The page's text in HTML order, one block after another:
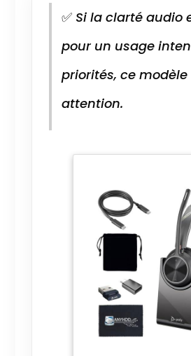
✅Si la clarté audio
pour un usage
priorités, ce
attention.